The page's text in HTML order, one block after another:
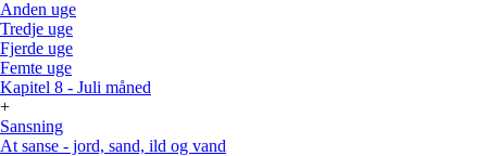
Anden uge
Tredje uge
Fjerde uge
Femte uge
Kapitel 8 - Juli måned
+
Sansning
At sanse - jord, sand, ild og vand